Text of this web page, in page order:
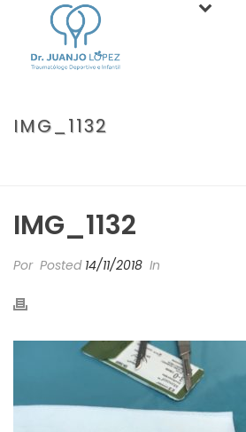
IMG_1132
IMG_1132
Por Posted 14/11/2018 In